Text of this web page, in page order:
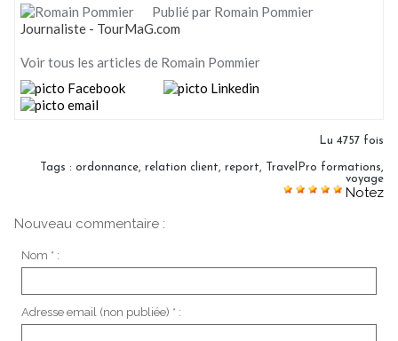
Publié par Romain Pommier
Journaliste - TourMaG.com
Voir tous les articles de Romain Pommier
Lu 4757 fois
Tags : ordonnance, relation client, report, TravelPro formations,
voyage
Notez
Nouveau commentaire :
Nom * :
Adresse email (non publiée) * :